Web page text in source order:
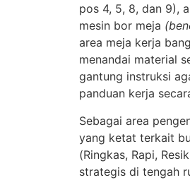
pos 4, 5, 8, dan 9),
mesin bor meja
area meja kerja
menandai material
gantung instruksi
panduan kerja
Sebagai area
yang ketat terkait
(Ringkas, Rapi,
strategis di tengah